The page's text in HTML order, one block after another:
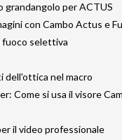
grandangolo per ACTUS
con Cambo Actus e
fuoco selettiva
dell'ottica nel macro
Come si usa il visore
il video professionale